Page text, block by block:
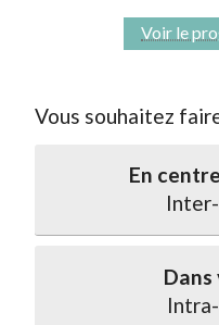
Voir le
Vous souhaitez
En
Dans